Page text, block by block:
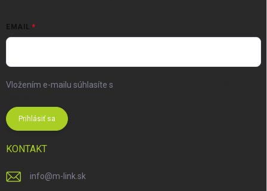
EMAIL
Vložením e-mailu súhlasíte s
Prihlásiť sa
KONTAKT
info@m-link.sk